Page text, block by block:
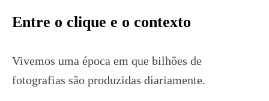
Entre o clique e o contexto
Vivemos uma época em que bilhões de
fotografias são produzidas diariamente.